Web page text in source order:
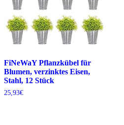
FiNeWaY Pflanzkübel für
Blumen, verzinktes Eisen,
Stahl, 12 Stück
25,93€